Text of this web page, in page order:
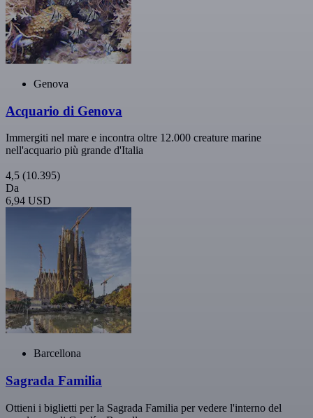
Genova
Acquario di Genova
Immergiti nel mare e incontra oltre 12.000 creature marine
nell'acquario più grande d'Italia
4,5 (10.395)
Da
6,94 USD
Barcellona
Sagrada Familia
Ottieni i biglietti per la Sagrada Familia per vedere l'interno del